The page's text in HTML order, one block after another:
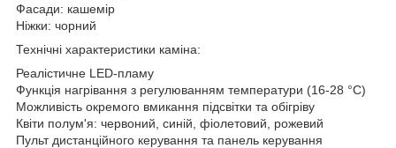
Фасади: кашемір
Ніжки: чорний
Технічні характеристики каміна:
Реалістичне LED-пламу
Функція нагрівання з регулюванням температури (16-28 °C)
Можливість окремого вмикання підсвітки та обігріву
Квіти полум'я: червоний, синій, фіолетовий, рожевий
Пульт дистанційного керування та панель керування